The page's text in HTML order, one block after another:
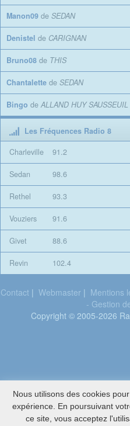
M Pokora
Quand
Meme
Manon09 de SEDAN
Denistel de CARIGNAN
Bruno08 de THIS
Chantalette de SEDAN
Bingo de ALLAND HUY SAUSSEUIL
Les Fréquences Radio 8
Charleville
91.2
Sedan 98.6
Rethel 93.3
Vouziers 91.6
Givet 88.6
Revin 102.4
Contact| Webmaster| Mentions
- Gestion
Copyright © 2005-2026
Nous utilisons des cookies
expérience. En poursuivant
ce site, vous acceptez